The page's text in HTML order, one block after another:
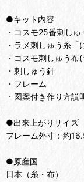
●キット内容
・コスモ25番刺しゅ
・ラメ刺しゅう糸「
・コスモ刺しゅう
・刺しゅう針
・フレーム
・図案付き作り方説
●出来上がりサイズ
フレーム外寸：約
●原産国
日本（糸・布）